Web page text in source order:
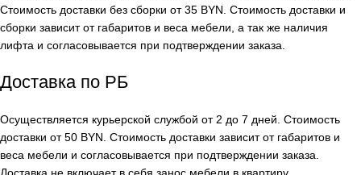
Стоимость доставки без сборки от 35 BYN. Стоимость доставки и
сборки зависит от габаритов и веса мебели, а так же наличия
лифта и согласовывается при подтверждении заказа.
Доставка по РБ
Осуществляется курьерской службой от 2 до 7 дней. Стоимость
доставки от 50 BYN. Стоимость доставки зависит от габаритов и
веса мебели и согласовывается при подтверждении заказа.